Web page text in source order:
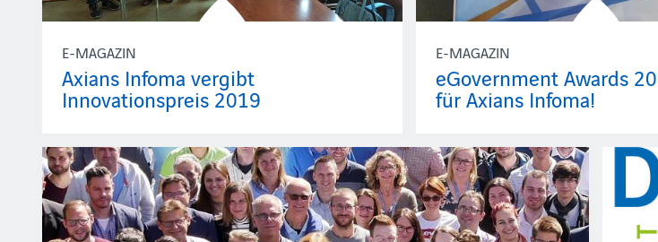
E-MAGAZIN
Axians Infoma vergibt
Innovationspreis 2019
E-MAGAZIN
eGovernment Awards
für Axians Infoma!